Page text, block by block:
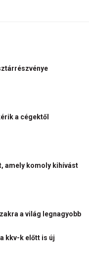
a cégektől
amely komoly kihívást
a világ legnagyobb
kkv-k előtt is új